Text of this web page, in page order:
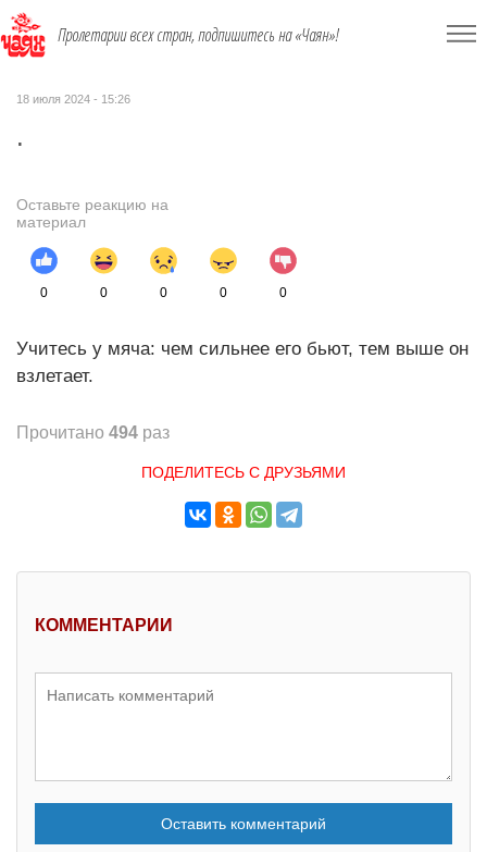
Пролетарии всех стран, подпишитесь на «Чаян»!
18 июля 2024 - 15:26
.
Оставьте реакцию на
материал
0 0 0 0 0
Учитесь у мяча: чем сильнее его бьют, тем выше он
взлетает.
Прочитано 494 раз
ПОДЕЛИТЕСЬ С ДРУЗЬЯМИ
КОММЕНТАРИИ
Оставить комментарий